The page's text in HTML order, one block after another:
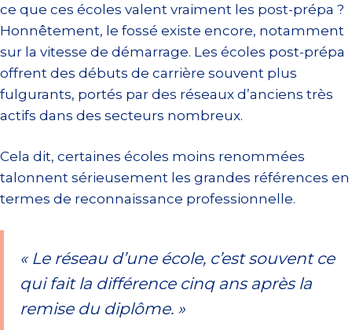
ce que ces écoles valent vraiment les post-prépa ?
Honnêtement, le fossé existe encore, notamment
sur la vitesse de démarrage. Les écoles post-prépa
offrent des débuts de carrière souvent plus
fulgurants, portés par des réseaux d’anciens très
actifs dans des secteurs nombreux.
Cela dit, certaines écoles moins renommées
talonnent sérieusement les grandes références en
termes de reconnaissance professionnelle.
« Le réseau d’une école, c’est souvent ce
qui fait la différence cinq ans après la
remise du diplôme. »